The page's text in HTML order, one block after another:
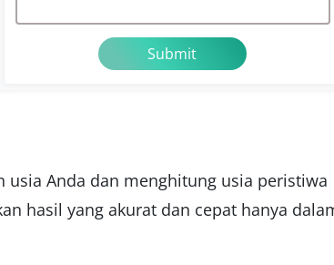
Anda dan menghitung usia peristiwa
hasil yang akurat dan cepat hanya